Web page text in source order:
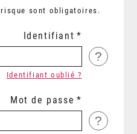
sont obligatoires.
Identifiant
?
Identifiant oublié ?
Mot de passe
?